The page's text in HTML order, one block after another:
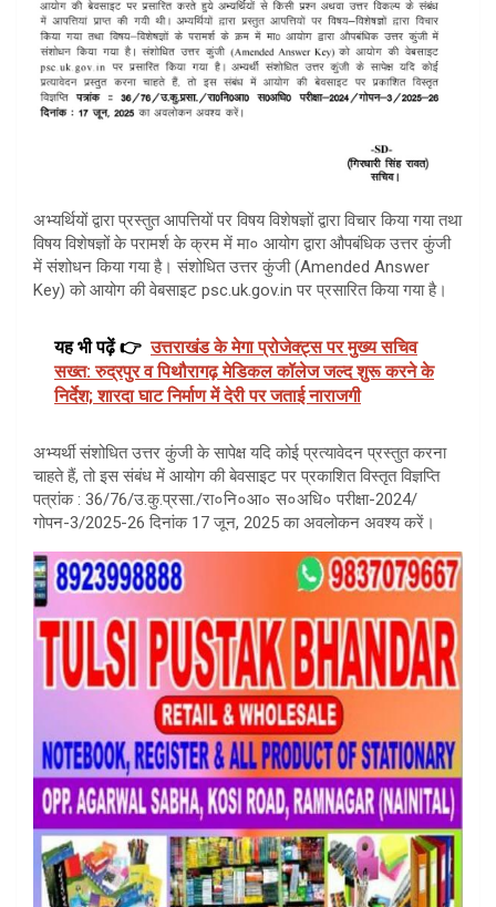
अभ्यर्थियों द्वारा प्रस्तुत आपत्तियों पर विषय विशेषज्ञों द्वारा विचार किया गया तथा
विषय विशेषज्ञों के परामर्श के क्रम में मा० आयोग द्वारा औपबंधिक उत्तर कुंजी
में संशोधन किया गया है। संशोधित उत्तर कुंजी (Amended Answer
Key) को आयोग की वेबसाइट psc.uk.gov.in पर प्रसारित किया गया है।
यह भी पढ़ें 👉 उत्तराखंड के मेगा प्रोजेक्ट्स पर मुख्य सचिव
सख्त: रुद्रपुर व पिथौरागढ़ मेडिकल कॉलेज जल्द शुरू करने के
निर्देश; शारदा घाट निर्माण में देरी पर जताई नाराजगी
अभ्यर्थी संशोधित उत्तर कुंजी के सापेक्ष यदि कोई प्रत्यावेदन प्रस्तुत करना
चाहते हैं, तो इस संबंध में आयोग की बेवसाइट पर प्रकाशित विस्तृत विज्ञप्ति
पत्रांक : 36/76/उ.कु.प्रसा./रा०नि०आ० स०अधि० परीक्षा-2024/
गोपन-3/2025-26 दिनांक 17 जून, 2025 का अवलोकन अवश्य करें।